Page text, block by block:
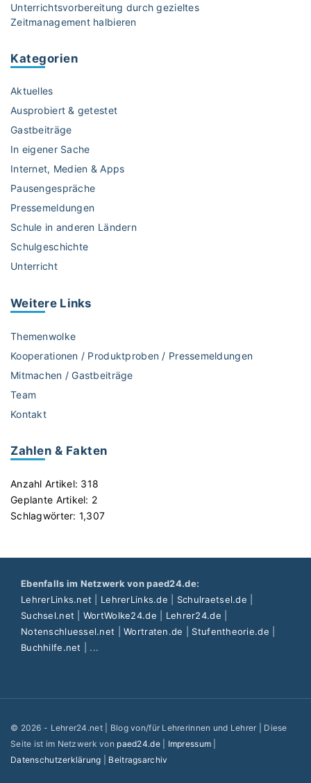
Unterrichtsvorbereitung durch gezieltes
Zeitmanagement halbieren
Kategorien
Aktuelles
Ausprobiert & getestet
Gastbeiträge
In eigener Sache
Internet, Medien & Apps
Pausengespräche
Pressemeldungen
Schule in anderen Ländern
Schulgeschichte
Unterricht
Weitere Links
Themenwolke
Kooperationen / Produktproben / Pressemeldungen
Mitmachen / Gastbeiträge
Team
Kontakt
Zahlen & Fakten
Anzahl Artikel: 318
Geplante Artikel: 2
Schlagwörter: 1,307
Ebenfalls im Netzwerk von paed24.de:
LehrerLinks.net
LehrerLinks.de Schulraetsel.de
Suchsel.net
WortWolke24.de Lehrer24.de
Notenschluessel.net |Wortraten.de Stufentheorie.de
Buchhilfe.net
| ...
© 2026 - Lehrer24.net | Blog von/für Lehrerinnen und Lehrer | Diese
Seite ist im Netzwerk von paed24.de| Impressum
Datenschutzerklärung
Beitragsarchiv